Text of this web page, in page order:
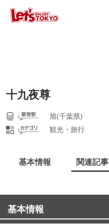
十九夜尊
旭(千葉県)
観光・旅行
基本情報 関連記事
基本情報